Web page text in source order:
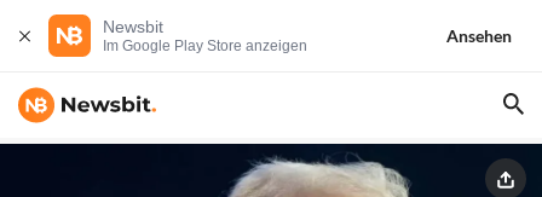
Newsbit
Im Google Play Store anzeigen
Ansehen